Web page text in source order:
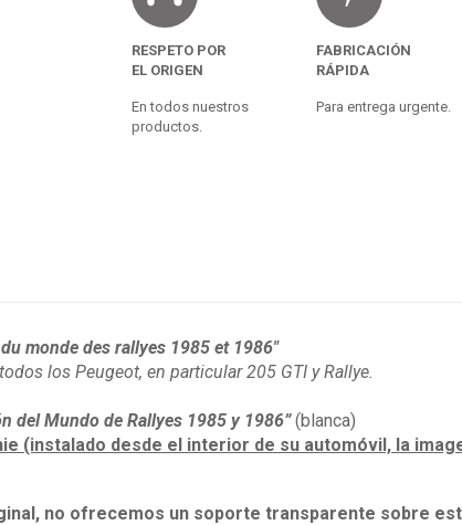
RESPETO POR
EL ORIGEN
En todos nuestros
productos.
FABRICACIÓN
RÁPIDA
Para entrega urgente.
monde des rallyes 1985 et 1986"
los Peugeot, en particular 205 GTI y Rallye.
del Mundo de Rallyes 1985 y 1986”(blanca)
(instalado desde el interior de su automóvil, la
no ofrecemos un soporte transparente sobre